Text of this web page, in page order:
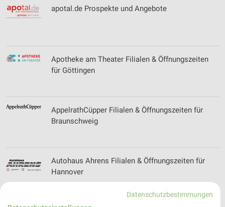
apotal.de Prospekte und Angebote
Apotheke am Theater Filialen & Öffnungszeiten
für Göttingen
AppelrathCüpper Filialen & Öffnungszeiten für
Braunschweig
Autohaus Ahrens Filialen & Öffnungszeiten für
Hannover
Datenschutzbestimmungen